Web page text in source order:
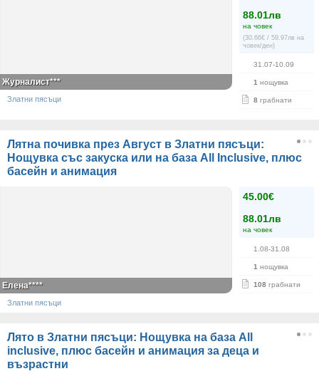
88.01лв
на човек
(30.66€ / 59.97лв на
човек/ден)
31.07-10.09
1 нощувка
8 грабнати
Журналист***
Златни пясъци
Лятна почивка през Август в Златни пясъци:
Нощувка със закуска или на база All Inclusive, плюс
басейн и анимация
45.00€
88.01лв
на човек
1.08-31.08
1 нощувка
108 грабнати
Елена****
Златни пясъци
Лято в Златни пясъци: Нощувка на база Аll
inclusive, плюс басейн и анимация за деца и
възрастни